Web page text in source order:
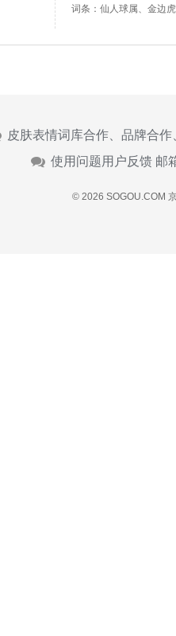
词条：仙人球属、金边
皮肤表情词库合作、品牌合
使用问题用户反馈 邮
© 2026 SOGOU.COM